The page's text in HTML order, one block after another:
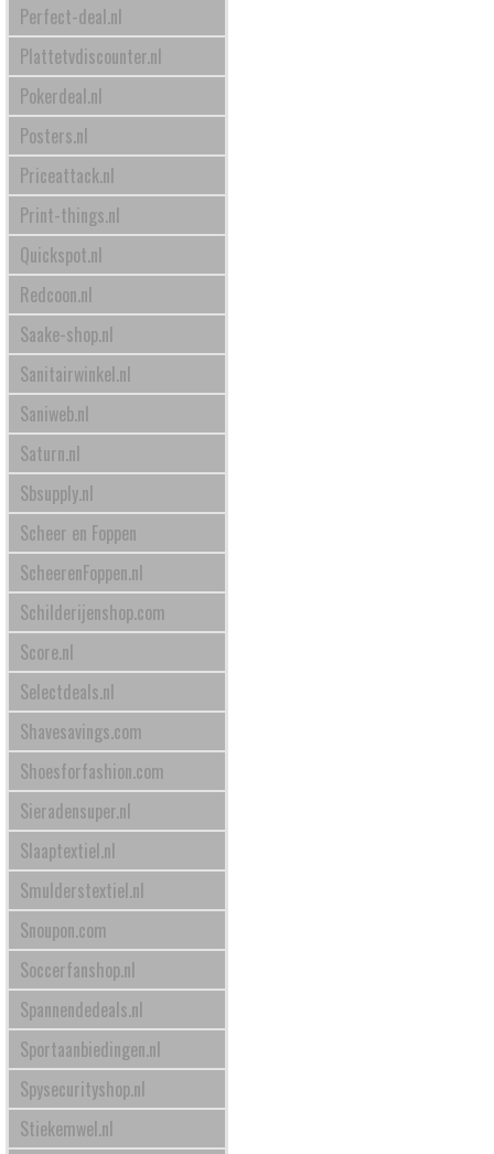
Perfect-deal.nl
Plattetvdiscounter.nl
Pokerdeal.nl
Posters.nl
Priceattack.nl
Print-things.nl
Quickspot.nl
Redcoon.nl
Saake-shop.nl
Sanitairwinkel.nl
Saniweb.nl
Saturn.nl
Sbsupply.nl
Scheer en Foppen
ScheerenFoppen.nl
Schilderijenshop.com
Score.nl
Selectdeals.nl
Shavesavings.com
Shoesforfashion.com
Sieradensuper.nl
Slaaptextiel.nl
Smulderstextiel.nl
Snoupon.com
Soccerfanshop.nl
Spannendedeals.nl
Sportaanbiedingen.nl
Spysecurityshop.nl
Stiekemwel.nl